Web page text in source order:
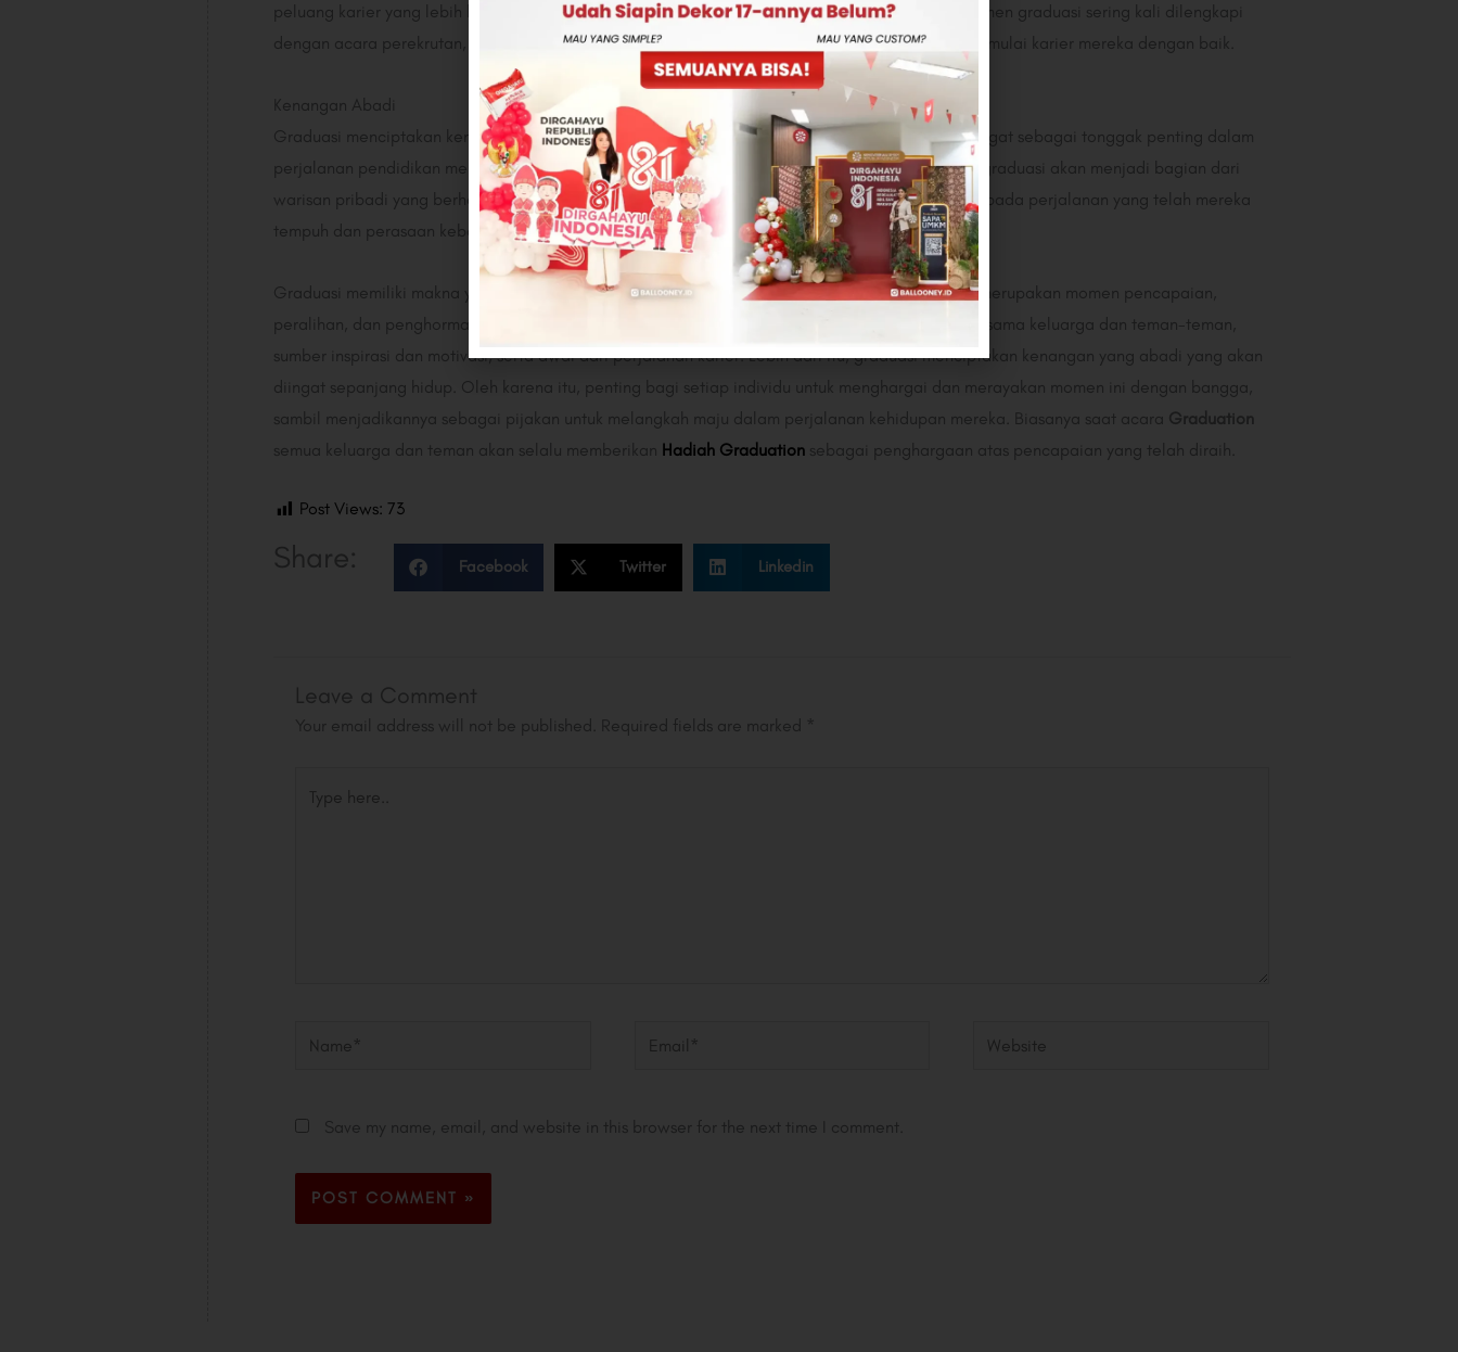
peluang karier yang lebih baik dan memberikan landasan pendidikan yang kokoh. Selain itu, momen graduasi sering kali dilengkapi
dengan acara perekrutan, magang, atau kesempatan jaringan yang dapat membantu lulusan memulai karier mereka dengan baik.
Kenangan Abadi
Graduasi menciptakan kenangan yang abadi dalam hidup seseorang. Momen ini akan selalu diingat sebagai tonggak penting dalam
perjalanan pendidikan mereka. Foto-foto, video, dan kenangan emosional yang terkait dengan graduasi akan menjadi bagian dari
warisan pribadi yang berharga. Setiap kali melihat kembali momen itu, seseorang akan teringat pada perjalanan yang telah mereka
tempuh dan perasaan kebanggaan serta kebahagiaan yang mereka rasakan pada saat itu.
Graduasi memiliki makna yang dalam dan penting dalam perjalanan pendidikan seseorang. Itu merupakan momen pencapaian,
peralihan, dan penghormatan terhadap pendidikan. Graduasi juga adalah momen perayaan bersama keluarga dan teman-teman,
sumber inspirasi dan motivasi, serta awal dari perjalanan karier. Lebih dari itu, graduasi menciptakan kenangan yang abadi yang akan
diingat sepanjang hidup. Oleh karena itu, penting bagi setiap individu untuk menghargai dan merayakan momen ini dengan bangga,
sambil menjadikannya sebagai pijakan untuk melangkah maju dalam perjalanan kehidupan mereka. Biasanya saat acara Graduation
semua keluarga dan teman akan selalu memberikan Hadiah Graduation sebagai penghargaan atas pencapaian yang telah diraih.
Post Views: 73
Share: Facebook Twitter Linkedin
Leave a Comment
Your email address will not be published. Required fields are marked
here..
Website
Save my name, email, and website in this browser for the next time I comment.